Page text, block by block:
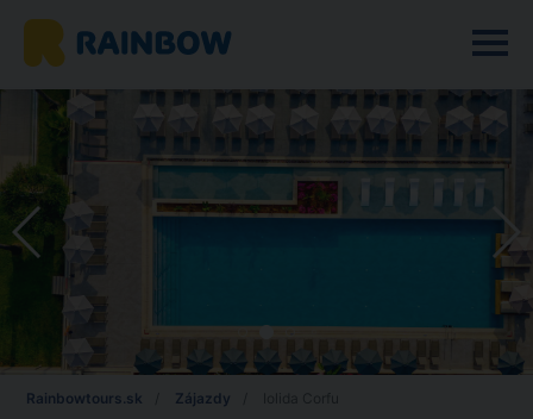
Rainbowtours.sk Zájazdy